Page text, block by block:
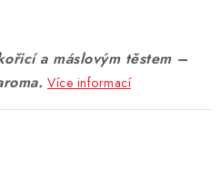
či vrátit zboží
Recenze
a máslovým těstem –
Více informací